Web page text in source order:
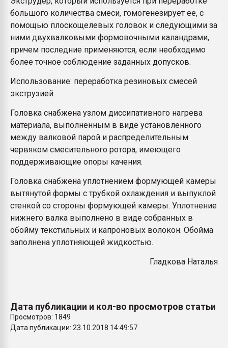
бутылок
ПЕРЕЙТИ НА
большого количества смеси, гомогенезирует ее, с
помощью плоскощелевых головок и следующими за
ними двухвалковыми формовочными каландрами,
причем последние применяются, если необходимо
более точное соблюдение заданных допусков.
Использование: переработка резиновых смесей
экструзией
Головка снабжена узлом диссипативного нагрева
материала, выполненным в виде установленного
между валковой парой и распределительным
червяком смесительного ротора, имеющего
поддерживающие опоры качения.
Головка снабжена уплотнением формующей камеры
вытянутой формы с трубкой охлаждения и выпуклой
стенкой со стороны формующей камеры. Уплотнение
нижнего валка выполнено в виде собранных в
обойму текстильных и капроновых волокон. Обойма
заполнена уплотняющей жидкостью.
Гладкова Наталья
Дата публикации и кол-во просмотров статьи
Просмотров: 1849
Дата публикации: 23.10.2018 14:49:57